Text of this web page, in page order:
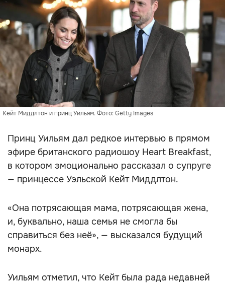
Кейт Миддлтон и принц Уильям. Фото: Getty Images
Принц Уильям дал редкое интервью в прямом
эфире британского радиошоу Heart Breakfast,
в котором эмоционально рассказал о супруге
— принцессе Уэльской Кейт Миддлтон.
«Она потрясающая мама, потрясающая жена,
и, буквально, наша семья не смогла бы
справиться без неё», — высказался будущий
монарх.
Уильям отметил, что Кейт была рада недавней